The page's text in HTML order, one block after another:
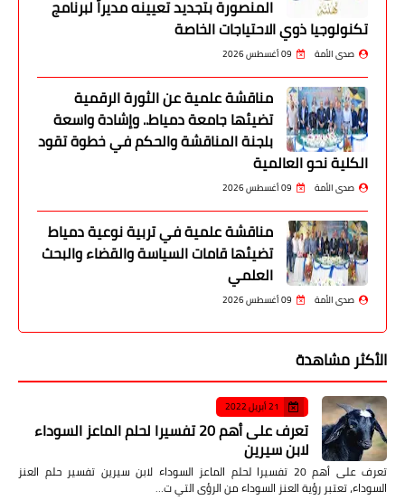
المنصورة بتجديد تعيينه مديراً لبرنامج
تكنولوجيا ذوي الاحتياجات الخاصة
صدى الأمة 09 أغسطس 2026
مناقشة علمية عن الثورة الرقمية
تضيئها جامعة دمياط.. وإشادة واسعة
بلجنة المناقشة والحكم في خطوة تقود
الكلية نحو العالمية
صدى الأمة 09 أغسطس 2026
مناقشة علمية في تربية نوعية دمياط
تضيئها قامات السياسة والقضاء والبحث
العلمي
صدى الأمة 09 أغسطس 2026
الأكثر مشاهدة
21 أبريل 2022
تعرف على أهم 20 تفسيرا لحلم الماعز السوداء
لابن سيرين
تعرف على أهم 20 تفسيرا لحلم الماعز السوداء لابن سيرين تفسير حلم العنز
السوداء، تعتبر رؤية العنز السوداء من الرؤى التي ت…